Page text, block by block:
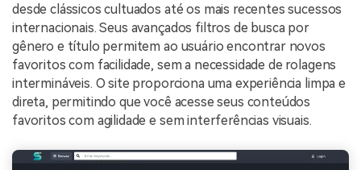
desde clássicos cultuados até os mais recentes sucessos
internacionais. Seus avançados filtros de busca por
gênero e título permitem ao usuário encontrar novos
favoritos com facilidade, sem a necessidade de rolagens
intermináveis. O site proporciona uma experiência limpa e
direta, permitindo que você acesse seus conteúdos
favoritos com agilidade e sem interferências visuais.